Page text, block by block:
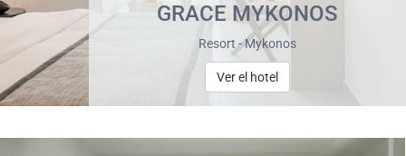
GRACE MYKONOS
Resort - Mykonos
Ver el hotel